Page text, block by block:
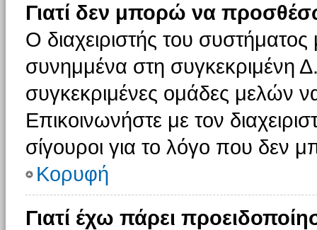
Γιατί δεν μπορώ να
Ο διαχειριστής του
συνημμένα στη συγκεκριμένη
συγκεκριμένες ομάδες μελών
Επικοινωνήστε με τον
σίγουροι για το λόγο που δεν
Κορυφή
Γιατί έχω πάρει